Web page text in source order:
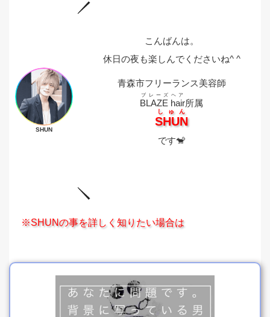
SHUN
こんばんは。
休日の夜も楽しんでくださいね^ ^
青森市フリーランス美容師
BLAZE hair
ブレーズヘア
所属
SHUN
しゅん
です🐒
※SHUNの事を詳しく知りたい場合は